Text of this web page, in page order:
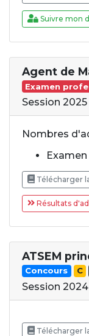
Suivre mon
Agent de
Examen
Session 2025
Nombres
Télécharger
Résultats
ATSEM
Concours C
Session 2024
Télécharger